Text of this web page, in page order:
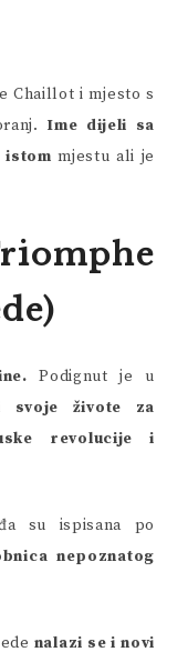
Chaillot i mjesto s
Ime dijeli sa
istom mjestu ali je
Podignut je u
svoje živote za
revolucije i
su ispisana po
nepoznatog
nalazi se i novi